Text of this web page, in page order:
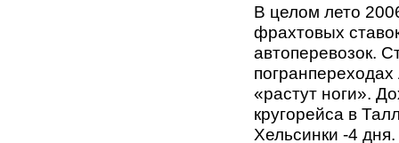
В целом лето
фрахтовых
автоперевозок.
«растут ноги».
кругорейса в
Хельсинки -4